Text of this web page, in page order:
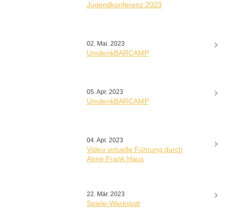
Jugendkonferenz 2023
02. Mai. 2023
UmdenkBARCAMP
05. Apr. 2023
UmdenkBARCAMP
04. Apr. 2023
Video virtuelle Führung durch
Anne Frank Haus
22. Mär. 2023
Spiele-Werkstatt